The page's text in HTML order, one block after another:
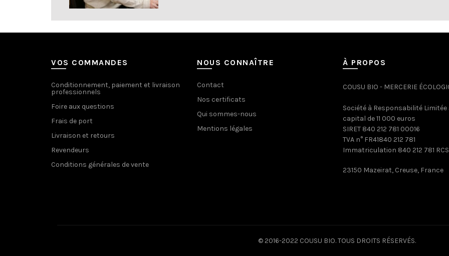
VOS COMMANDES
Conditionnement, paiement et livraison
professionnels
Foire aux questions
Frais de port
Livraison et retours
Revendeurs
Conditions générales de vente
NOUS CONNAÎTRE
Contact
Nos certificats
Qui sommes-nous
Mentions légales
À PROPOS
COUSU BIO - MERCERIE
Société à Responsabilité Limitée
capital de 11 000 euros
SIRET 840 212 781 00016
TVA n° FR41840 212 781
Immatriculation 840 212 781
23150 Mazeirat, Creuse, France
© 2016-2022 COUSU BIO. TOUS DROITS RÉSERVÉS.